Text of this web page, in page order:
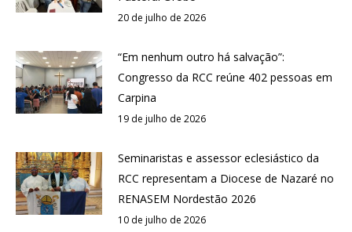
20 de julho de 2026
“Em nenhum outro há salvação”:
Congresso da RCC reúne 402 pessoas em
Carpina
19 de julho de 2026
Seminaristas e assessor eclesiástico da
RCC representam a Diocese de Nazaré no
RENASEM Nordestão 2026
10 de julho de 2026